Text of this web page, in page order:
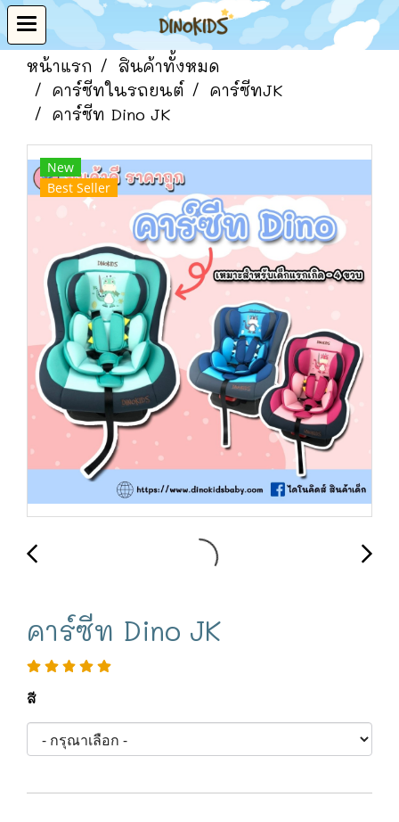
หน้าแรก
สินค้าทั้งหมด
คาร์ซีทในรถยนต์
คาร์ซีทJK
คาร์ซีท Dino JK
New
Best Seller
คาร์ซีท Dino JK
สี